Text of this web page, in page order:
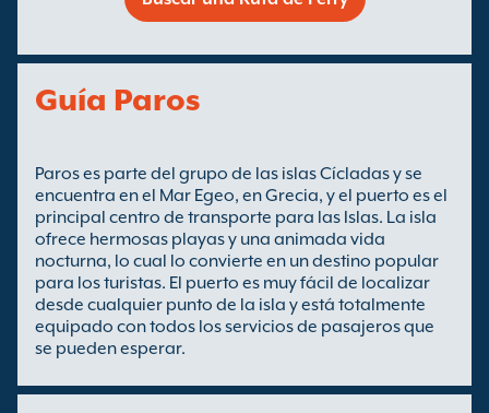
Guía Paros
Paros es parte del grupo de las islas Cícladas y se
encuentra en el Mar Egeo, en Grecia, y el puerto es el
principal centro de transporte para las Islas. La isla
ofrece hermosas playas y una animada vida
nocturna, lo cual lo convierte en un destino popular
para los turistas. El puerto es muy fácil de localizar
desde cualquier punto de la isla y está totalmente
equipado con todos los servicios de pasajeros que
se pueden esperar.